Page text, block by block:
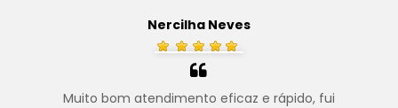
Nercilha Neves
Muito bom atendimento eficaz e rápido, fui